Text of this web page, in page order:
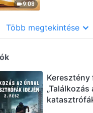
9:08
Több megtekintése
Keresztény
„Találkozás